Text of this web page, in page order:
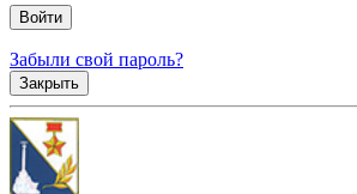
Забыли свой пароль?
Закрыть